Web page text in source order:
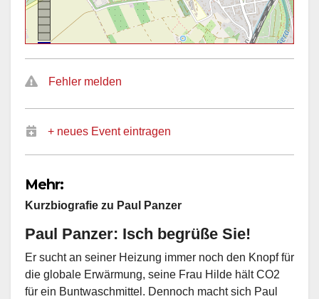
Fehler melden
+ neues Event eintragen
Mehr:
Kurzbiografie zu Paul Panzer
Paul Panzer: Isch begrüße Sie!
Er sucht an seiner Heizung immer noch den Knopf für
die globale Erwärmung, seine Frau Hilde hält CO2
für ein Buntwaschmittel. Dennoch macht sich Paul